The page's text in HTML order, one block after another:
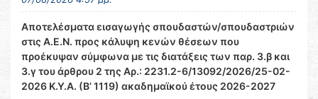
Αποτελέσματα εισαγωγής σπουδαστών/σπουδαστριών
στις Α.Ε.Ν. προς κάλυψη κενών θέσεων που
προέκυψαν σύμφωνα με τις διατάξεις των παρ. 3.β και
3.γ του άρθρου 2 της Αρ.: 2231.2-6/13092/2026/25-02-
2026 Κ.Υ.Α. (Β’ 1119) ακαδημαϊκού έτους 2026-2027